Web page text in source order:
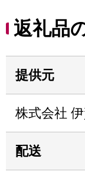
返礼品
提供元
株式会社
配送